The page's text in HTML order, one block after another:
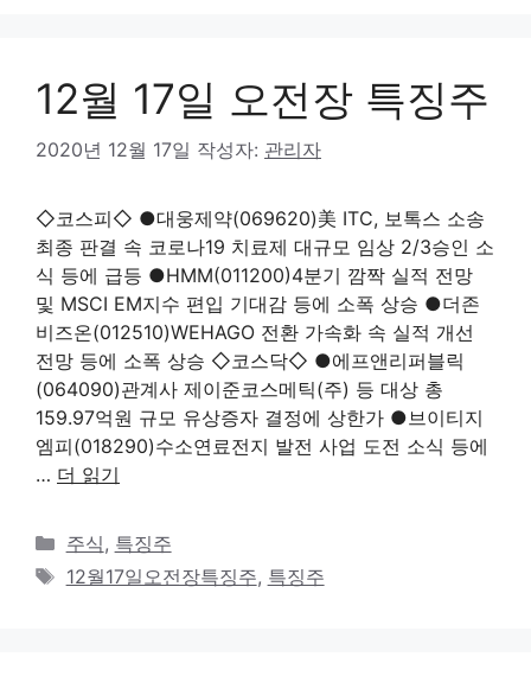
12월 17일 오전장 특징주
2020년 12월 17일 작성자: 관리자
◇코스피◇ ●대웅제약(069620)美 ITC, 보톡스 소송
최종 판결 속 코로나19 치료제 대규모 임상 2/3승인 소
식 등에 급등 ●HMM(011200)4분기 깜짝 실적 전망
및 MSCI EM지수 편입 기대감 등에 소폭 상승 ●더존
비즈온(012510)WEHAGO 전환 가속화 속 실적 개선
전망 등에 소폭 상승 ◇코스닥◇ ●에프앤리퍼블릭
(064090)관계사 제이준코스메틱(주) 등 대상 총
159.97억원 규모 유상증자 결정에 상한가 ●브이티지
엠피(018290)수소연료전지 발전 사업 도전 소식 등에
… 더 읽기
카
테
주식, 특징주
태
12월17일오전장특징주, 특징주